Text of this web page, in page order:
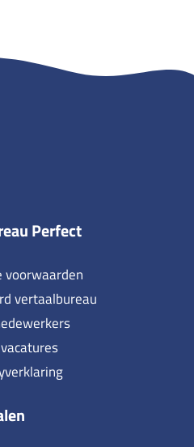
Perfect
voorwaarden
vertaalbureau